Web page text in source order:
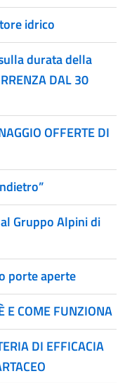
idrico
durata della
DAL 30
OFFERTE DI
Gruppo Alpini di
porte aperte
E COME FUNZIONA
DI EFFICACIA